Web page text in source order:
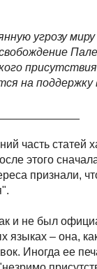
угрозу
на поддержку
часть статей
этого
признали,
и не был
языках – она,
Иногда ее